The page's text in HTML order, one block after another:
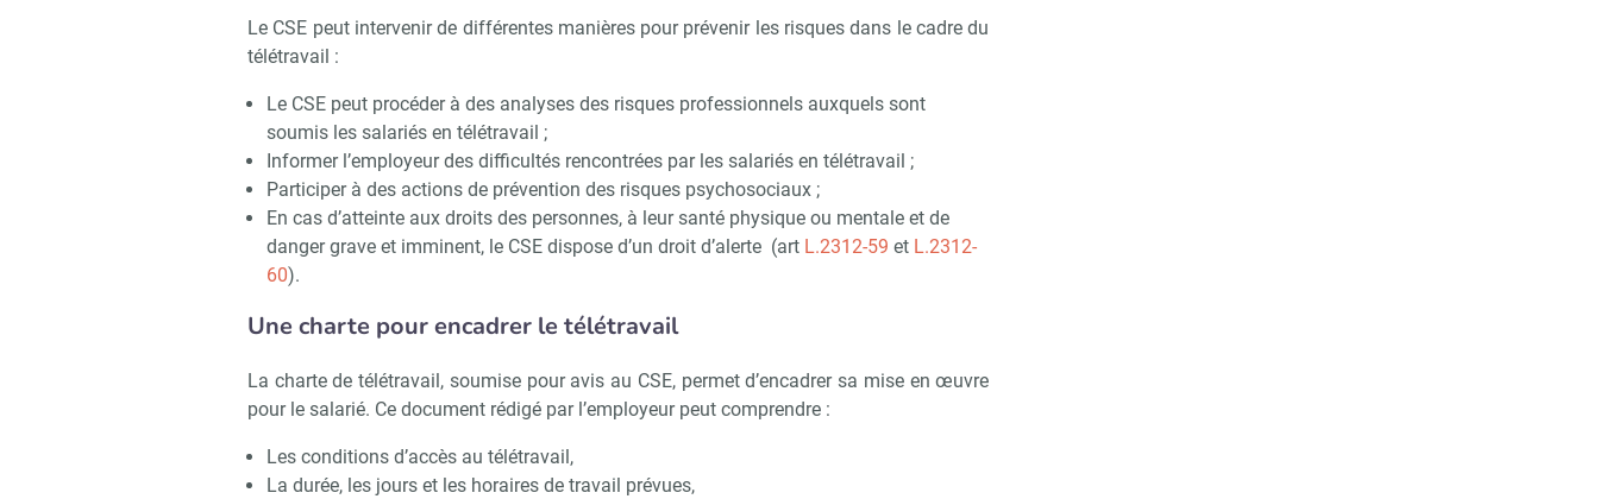
Le CSE peut intervenir de différentes manières pour prévenir les risques dans le cadre du
télétravail :
Le CSE peut procéder à des analyses des risques professionnels auxquels sont
soumis les salariés en télétravail ;
Informer l’employeur des difficultés rencontrées par les salariés en télétravail ;
Participer à des actions de prévention des risques psychosociaux ;
En cas d’atteinte aux droits des personnes, à leur santé physique ou mentale et de
danger grave et imminent, le CSE dispose d’un droit d’alerte (art L.2312-59 et L.2312-
60).
Une charte pour encadrer le télétravail
La charte de télétravail, soumise pour avis au CSE, permet d’encadrer sa mise en œuvre
pour le salarié. Ce document rédigé par l’employeur peut comprendre :
Les conditions d’accès au télétravail,
La durée, les jours et les horaires de travail prévues,